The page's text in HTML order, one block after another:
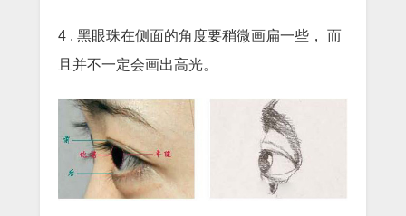
4 . 黑眼珠在侧面的角度要稍微画扁一些， 而
且并不一定会画出高光。